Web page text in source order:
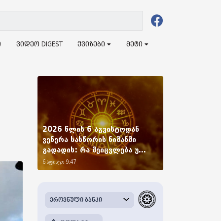
ვიდეო DIGEST ქვიზები მეტი
2026 წლის 6 აგვისტოდან
ვენერა სასწორის ნიშანში
გადადის: რა შეიცვლება უ...
6 აგვისტო 9:47